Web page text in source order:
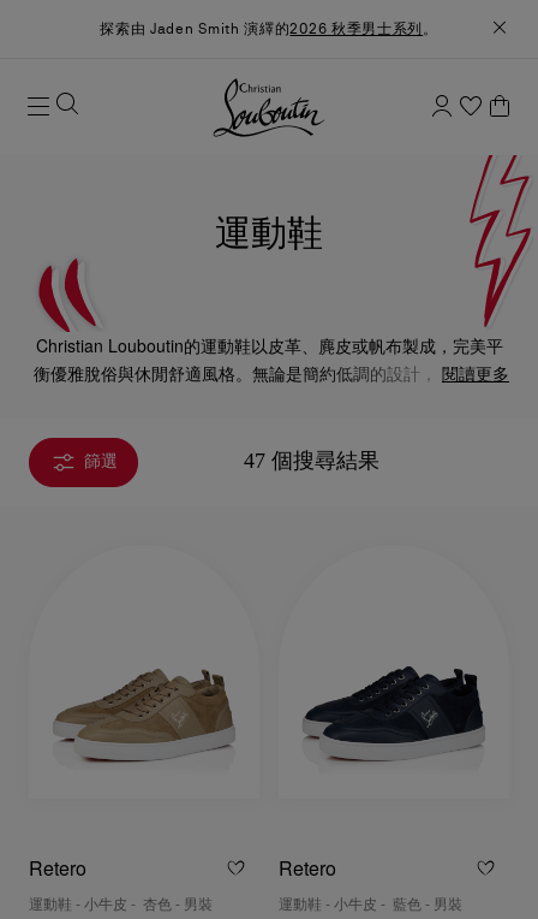
探索由 Jaden Smith 演繹的2026 秋季男士系列 。
運動鞋
Christian Louboutin的運動鞋以皮革、麂皮或帆布製成，完美平
衡優雅脫俗與休閒舒適風格。無論是簡約低調的設計，還是添上
閱讀更多
篩選 47 個搜尋結果
Retero
運動鞋 - 小牛皮 - 杏色 - 男裝
Retero
運動鞋 - 小牛皮 - 藍色 - 男裝